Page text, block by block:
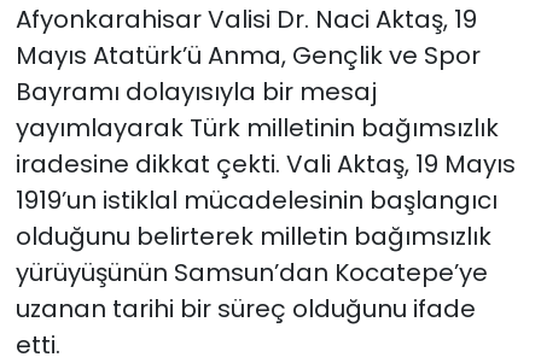
Afyonkarahisar Valisi Dr. Naci Aktaş, 19
Mayıs Atatürk’ü Anma, Gençlik ve Spor
Bayramı dolayısıyla bir mesaj
yayımlayarak Türk milletinin bağımsızlık
iradesine dikkat çekti. Vali Aktaş, 19 Mayıs
1919’un istiklal mücadelesinin başlangıcı
olduğunu belirterek milletin bağımsızlık
yürüyüşünün Samsun’dan Kocatepe’ye
uzanan tarihi bir süreç olduğunu ifade
etti.